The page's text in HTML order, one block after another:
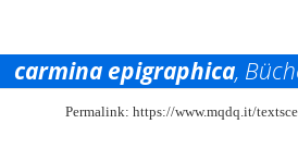
carmina epigraphica,
Permalink: https://www.mqdq.it/